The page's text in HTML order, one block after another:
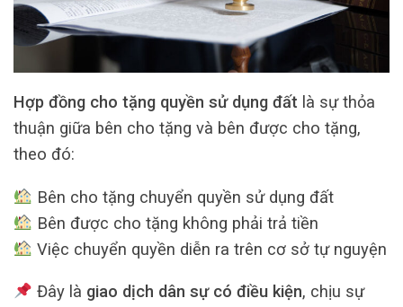
Hợp đồng cho tặng quyền sử dụng đất là sự thỏa
thuận giữa bên cho tặng và bên được cho tặng,
theo đó:
Bên cho tặng chuyển quyền sử dụng đất
Bên được cho tặng không phải trả tiền
Việc chuyển quyền diễn ra trên cơ sở tự nguyện
Đây là giao dịch dân sự có điều kiện, chịu sự